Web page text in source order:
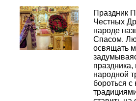
Праздник
Честных
народе
Спасом.
освящать
праздника,
народной
бороться